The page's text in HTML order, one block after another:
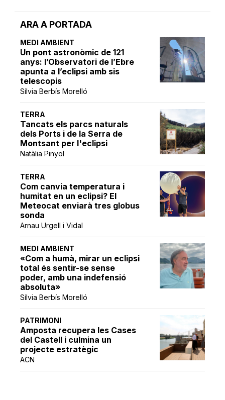
ARA A PORTADA
MEDI AMBIENT
Un pont astronòmic de 121
anys: l’Observatori de l’Ebre
apunta a l’eclipsi amb sis
telescopis
Sílvia Berbís Morelló
TERRA
Tancats els parcs naturals
dels Ports i de la Serra de
Montsant per l'eclipsi
Natàlia Pinyol
TERRA
Com canvia temperatura i
humitat en un eclipsi? El
Meteocat enviarà tres globus
sonda
Arnau Urgell i Vidal
MEDI AMBIENT
«Com a humà, mirar un eclipsi
total és sentir-se sense
poder, amb una indefensió
absoluta»
Sílvia Berbís Morelló
PATRIMONI
Amposta recupera les Cases
del Castell i culmina un
projecte estratègic
ACN